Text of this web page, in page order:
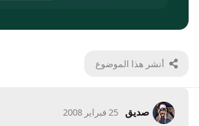
أنشر هذا الموضوع
صديق 25 فبراير 2008